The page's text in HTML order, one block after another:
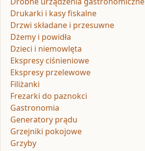
Drukarki i kasy fiskalne
Drzwi składane i przesuwne
Dżemy i powidła
Dzieci i niemowlęta
Ekspresy ciśnieniowe
Ekspresy przelewowe
Filiżanki
Frezarki do paznokci
Gastronomia
Generatory prądu
Grzejniki pokojowe
Grzyby